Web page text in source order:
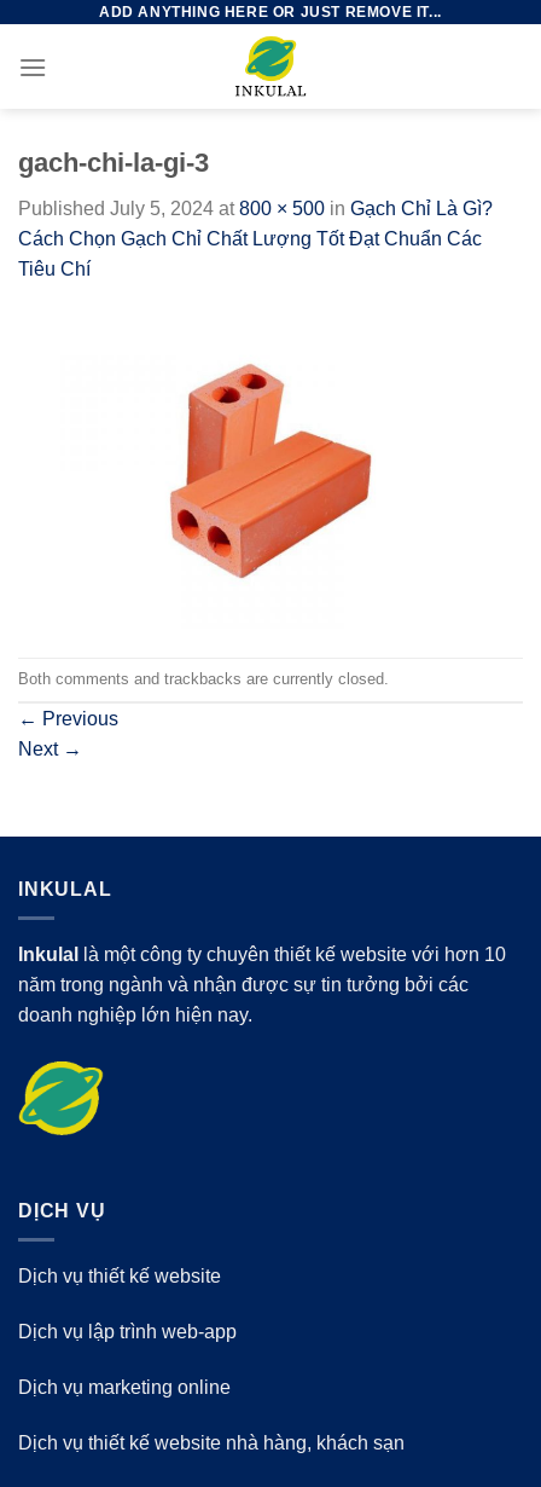
content
ADD ANYTHING HERE OR JUST REMOVE IT...
gach-chi-la-gi-3
Published July 5, 2024 at800 × 500 in Gạch Chỉ Là Gì?
Cách Chọn Gạch Chỉ Chất Lượng Tốt Đạt Chuẩn Các
Tiêu Chí
Both comments and trackbacks are currently closed.
← Previous
Next →
INKULAL
Inkulal
là một công ty chuyên thiết kế website với hơn 10
năm trong ngành và nhận được sự tin tưởng bởi các
doanh nghiệp lớn hiện nay.
DỊCH VỤ
Dịch vụ thiết kế website
Dịch vụ lập trình web-app
Dịch vụ marketing online
Dịch vụ thiết kế website nhà hàng, khách sạn